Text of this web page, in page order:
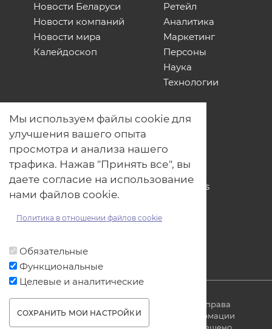
Новости Беларуси
Новости компаний
Новости мира
Калейдоскоп
Ретейл
Аналитика
Маркетинг
Персоны
Наука
Технологии
О нас
Наши проекты
Связь с нами
Общая политика обработки
персональных данных
Политика обработки файлов Cookies
Политика обработки персональных
данных для мероприятий
© ОДО «Точно-вовремя» 2007-2026. Все права
защищены, любое использование информации
Мы используем файлы cookie для
улучшения вашего опыта
просмотра и анализа нашего
трафика. Нажав "Принять все", вы
даете согласие на использование
нами файлов cookie.
Политика в отношении файлов cookie
Обязательные
Функциональные
Целевые и аналитические
СОХРАНИТЬ МОИ НАСТРОЙКИ